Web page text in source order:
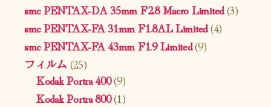
smc PENTAX-DA 35mm F2.8 Macro Limited(3)
smc PENTAX-FA 31mm F1.8AL Limited(4)
smc PENTAX-FA 43mm F1.9 Limited(9)
フィルム (25)
Kodak Portra 400(9)
Kodak Portra 800(1)